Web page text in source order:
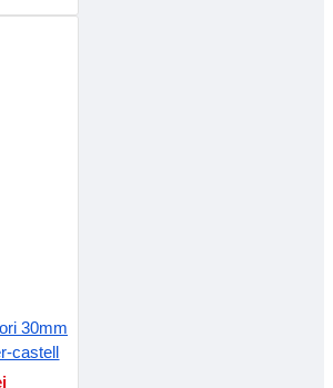
30mm
castell